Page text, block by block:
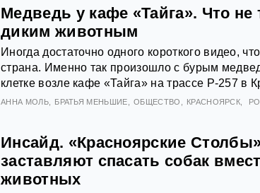
Медведь у кафе «Тайга». Что
диким животным
Иногда достаточно одного короткого видео,
страна. Именно так произошло с бурым
клетке возле кафе «Тайга» на трассе Р-257 в
АННА МОЛЬ БРАТЬЯ МЕНЬШИЕ ОБЩЕСТВО КРАСНОЯРСК
Инсайд. «Красноярские
заставляют спасать собак
животных